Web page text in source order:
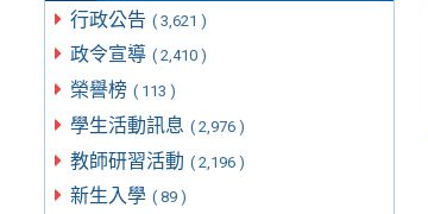
行政公告 ( 3,621 )
政令宣導 ( 2,410 )
榮譽榜 ( 113 )
學生活動訊息 ( 2,976 )
教師研習活動 ( 2,196 )
新生入學 ( 89 )